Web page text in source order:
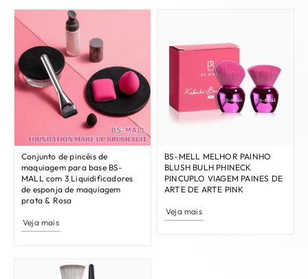
Conjunto de pincéis de
maquiagem para base BS-
MALL com 3 Liquidificadores
de esponja de maquiagem
prata & Rosa
Veja mais
BS-MELL MELHOR PAINHO
BLUSH BULH PHINECK
PINCUPLO VIAGEM PAINES DE
ARTE DE ARTE PINK
Veja mais